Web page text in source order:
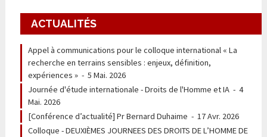
ACTUALITÉS
Appel à communications pour le colloque international « La
recherche en terrains sensibles : enjeux, définition,
expériences »- 5 Mai. 2026
Journée d'étude internationale - Droits de l'Homme et IA- 4
Mai. 2026
[Conférence d’actualité] Pr Bernard Duhaime - 17 Avr. 2026
Colloque - DEUXIÈMES JOURNEES DES DROITS DE L’HOMME DE